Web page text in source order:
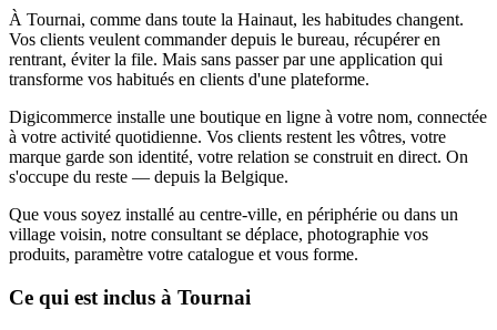
À Tournai, comme dans toute la Hainaut, les habitudes changent.
Vos clients veulent commander depuis le bureau, récupérer en
rentrant, éviter la file. Mais sans passer par une application qui
transforme vos habitués en clients d'une plateforme.
Digicommerce installe une boutique en ligne à votre nom, connectée
à votre activité quotidienne. Vos clients restent les vôtres, votre
marque garde son identité, votre relation se construit en direct. On
s'occupe du reste — depuis la Belgique.
Que vous soyez installé au centre-ville, en périphérie ou dans un
village voisin, notre consultant se déplace, photographie vos
produits, paramètre votre catalogue et vous forme.
Ce qui est inclus à Tournai